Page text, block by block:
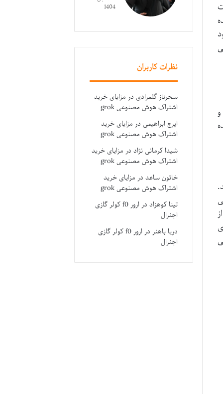
1404
نظرات کاربران
سحرناز گلمرادیدر مزایای خرید
اشتراک هوش مصنوعی grok
ایرج ابراهیمیدر مزایای خرید
اشتراک هوش مصنوعی grok
شیدا کرمانی نژاددر مزایای خرید
اشتراک هوش مصنوعی grok
خاتون ساعددر مزایای خرید
اشتراک هوش مصنوعی grok
تینا کوهزاددر
ارور f0 کولر گازی
اجنرال
دریا باهنردر
ارور f0 کولر گازی
اجنرال